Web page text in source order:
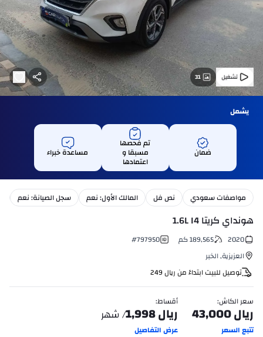
31
يشمل
ضمان
تم فحصها
مسبقا و
اعتمادها
مساعدة خبراء
مواصفات سعودي نص فل المالك الأول: نعم سجل الصيانة: نعم
هونداي كريتا 1.6L I4
2020
189,565 كم #797950
العزيزية,الخبر
توصيل للبيت ابتداءً من ريال 249
سعر الكاش:
ريال43,000
تتبع السعر
أقساط:
ريال1,998/ شهر
عرض التفاصيل